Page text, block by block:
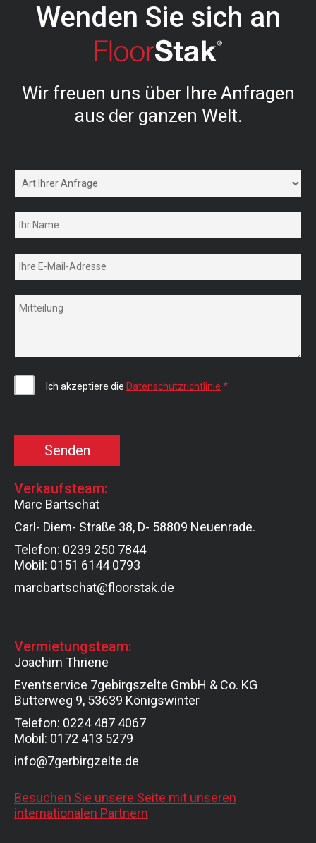
Wenden Sie sich an
Wir freuen uns über Ihre Anfragen
aus der ganzen Welt.
Ich akzeptiere die Datenschutzrichtlinie
Senden
Verkaufsteam:
Marc Bartschat
Carl- Diem- Straße 38, D- 58809 Neuenrade.
Telefon: 0239 250 7844
Mobil: 0151 6144 0793
marcbartschat@floorstak.de
Vermietungsteam:
Joachim Thriene
Eventservice 7gebirgszelte GmbH & Co. KG
Butterweg 9, 53639 Königswinter
Telefon: 0224 487 4067
Mobil: 0172 413 5279
info@7gerbirgzelte.de
Besuchen Sie unsere Seite mit unseren
internationalen Partnern